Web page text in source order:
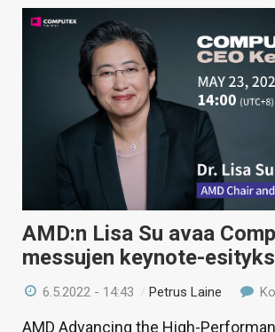
TIETOA
VAIHDA TEEMA
HAKU
AMD:n Lisa Su avaa
messujen keynote-
6.5.2022 - 14:43 /Petrus Laine
AMD Advancing the High-